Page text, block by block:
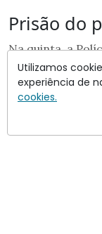
Prisão do
Na quinta, a
Márcio Poncio,
Operação
Barra da Tijuca,
Utilizamos
experiência de
cookies.